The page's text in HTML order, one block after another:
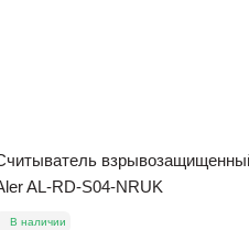
AL-RD-S04-NRUK
В наличии